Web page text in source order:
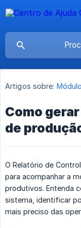
Artigos sobre:
Como
de
O Relatório de
para acompanhar a
produtivos. Entenda
sistema, identificar
mais preciso das